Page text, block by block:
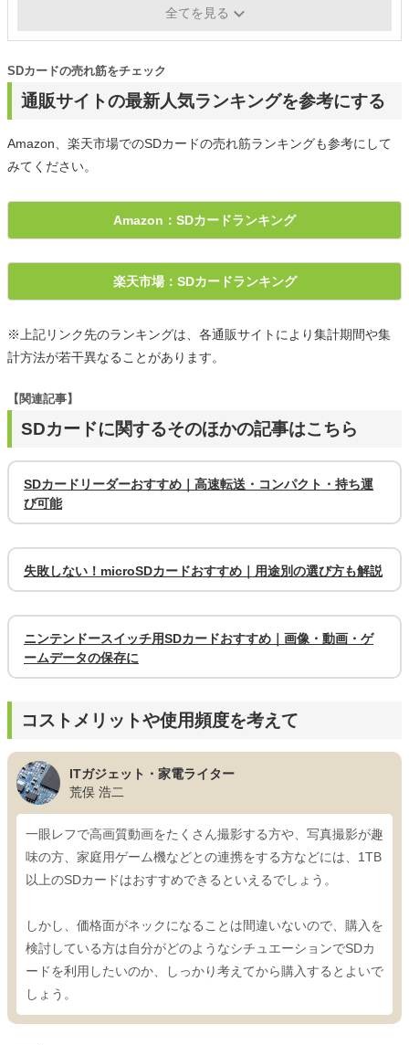
全てを見る
通販サイトの最新人気ランキングを参考にする
SDカードの売れ筋をチェック
Amazon、楽天市場でのSDカードの売れ筋ランキングも参考にして
みてください。
Amazon：SDカードランキング
楽天市場：SDカードランキング
※上記リンク先のランキングは、各通販サイトにより集計期間や集
計方法が若干異なることがあります。
SDカードに関するそのほかの記事はこちら
【関連記事】
SDカードリーダーおすすめ｜高速転送・コンパクト・持ち運
び可能
失敗しない！microSDカードおすすめ｜用途別の選び方も解説
ニンテンドースイッチ用SDカードおすすめ｜画像・動画・ゲ
ームデータの保存に
コストメリットや使用頻度を考えて
ITガジェット・家電ライター
荒俣 浩二
一眼レフで高画質動画をたくさん撮影する方や、写真撮影が趣
味の方、家庭用ゲーム機などとの連携をする方などには、1TB
以上のSDカードはおすすめできるといえるでしょう。
しかし、価格面がネックになることは間違いないので、購入を
検討している方は自分がどのようなシチュエーションでSDカ
ードを利用したいのか、しっかり考えてから購入するとよいで
しょう。